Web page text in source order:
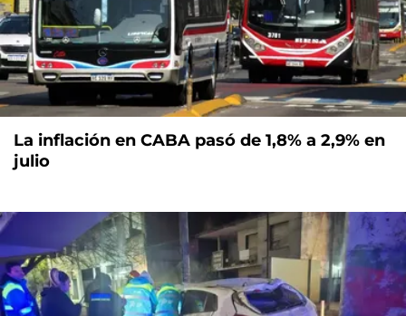
La inflación en CABA pasó de 1,8% a 2,9% en
julio